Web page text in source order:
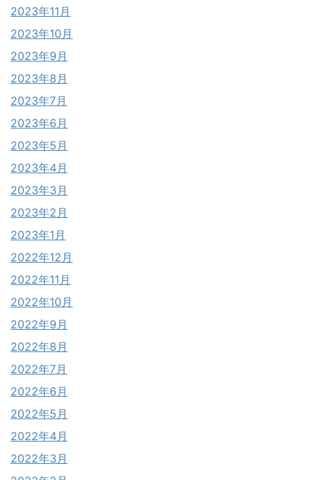
2023年11月
2023年10月
2023年9月
2023年8月
2023年7月
2023年6月
2023年5月
2023年4月
2023年3月
2023年2月
2023年1月
2022年12月
2022年11月
2022年10月
2022年9月
2022年8月
2022年7月
2022年6月
2022年5月
2022年4月
2022年3月